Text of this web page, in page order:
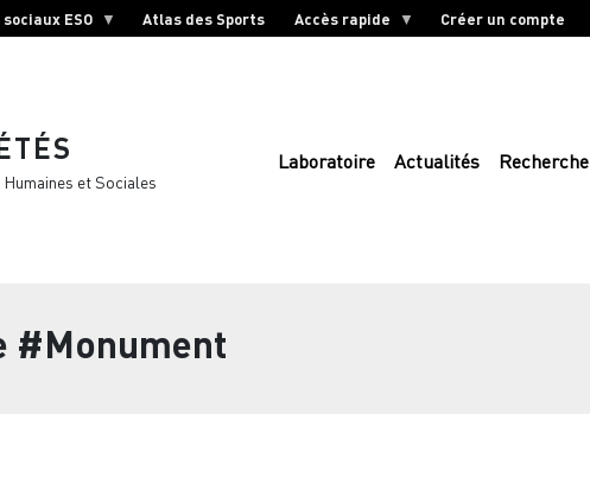
ESO Atlas des Sports Accès rapide Créer un compte
et Sociales
Laboratoire Actualités Recherche
#Monument